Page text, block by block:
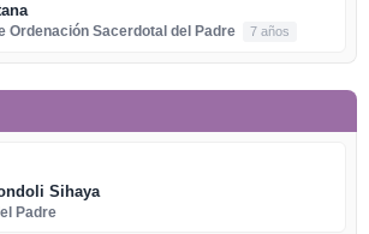
Ordenación Sacerdotal del Padre
7 años
Sihaya
Padre